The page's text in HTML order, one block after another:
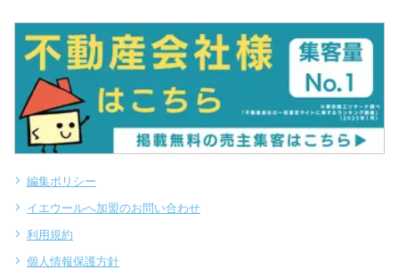
編集ポリシー
イエウールへ加盟のお問い合わせ
利用規約
個人情報保護方針